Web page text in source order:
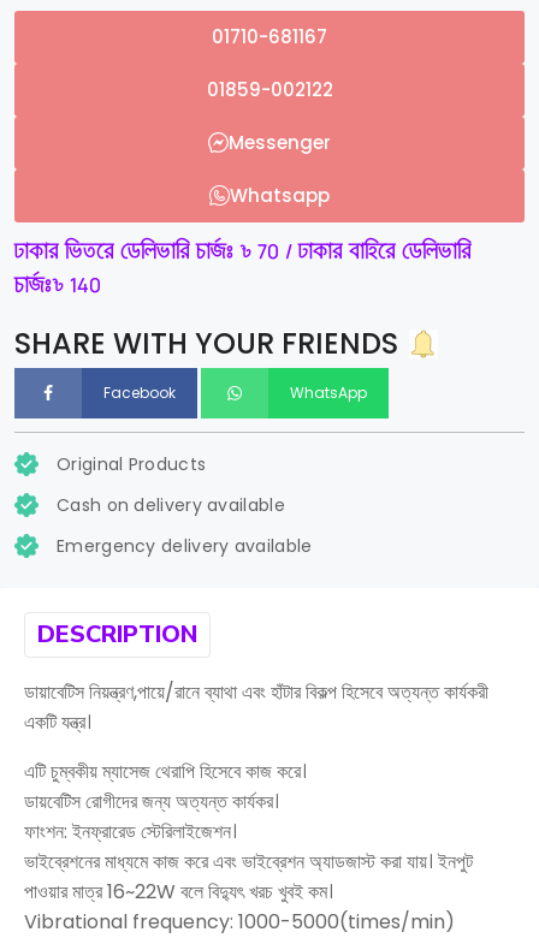
01710-681167
01859-002122
Messenger
Whatsapp
ঢাকার ভিতরে ডেলিভারি চার্জঃ ৳ 70 / ঢাকার বাহিরে ডেলিভারি
চার্জঃ৳ 140
SHARE WITH YOUR FRIENDS
Facebook WhatsApp
Original Products
Cash on delivery available
Emergency delivery available
DESCRIPTION
ডায়াবেটিস নিয়ন্ত্রণ,পায়ে/রানে ব্যাথা এবং হাঁটার বিকল্প হিসেবে অত্যন্ত কার্যকরী
একটি যন্ত্র।
এটি চুম্বকীয় ম্যাসেজ থেরাপি হিসেবে কাজ করে।
ডায়বেটিস রোগীদের জন্য অত্যন্ত কার্যকর।
ফাংশন: ইনফ্রারেড স্টেরিলাইজেশন।
ভাইব্রেশনের মাধ্যমে কাজ করে এবং ভাইব্রেশন অ্যাডজাস্ট করা যায়। ইনপুট
পাওয়ার মাত্র 16~22W বলে বিদ্যুৎ খরচ খুবই কম।
Vibrational frequency: 1000-5000(times/min)